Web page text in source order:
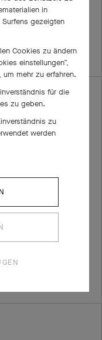
Karat EVVS2
Von € 4'250
Toujours
Etoiles,
3 mm
Platin, Diamant
in
gezeigten
Cookies zu ändern
einstellungen“,
um mehr zu erfahren.
für die
zu geben.
zu
werden